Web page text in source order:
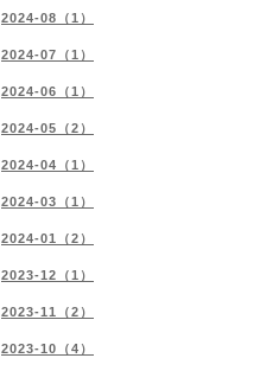
2024-08（1）
2024-07（1）
2024-06（1）
2024-05（2）
2024-04（1）
2024-03（1）
2024-01（2）
2023-12（1）
2023-11（2）
2023-10（4）